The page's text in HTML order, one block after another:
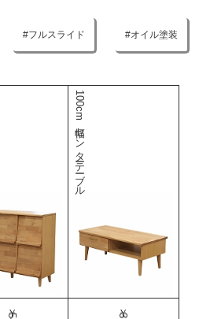
フルスライド オイル塗装
100cm幅センターテーブル